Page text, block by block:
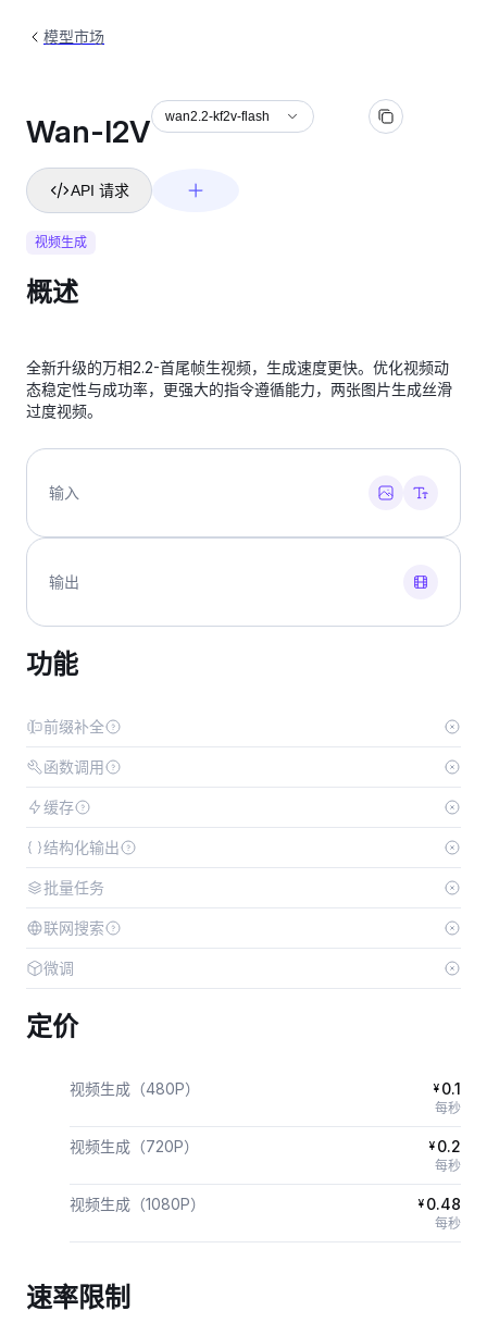
模型市场
Wan-I2V wan2.2-kf2v-flash
API 请求
视频生成
概述
全新升级的万相2.2-首尾帧生视频，生成速度更快。优化视频动
态稳定性与成功率，更强大的指令遵循能力，两张图片生成丝滑
过度视频。
输入
输出
功能
前缀补全
函数调用
缓存
结构化输出
批量任务
联网搜索
微调
定价
视频生成（480P） ¥ 0.1
每秒
视频生成（720P） ¥ 0.2
每秒
视频生成（1080P） ¥ 0.48
每秒
速率限制